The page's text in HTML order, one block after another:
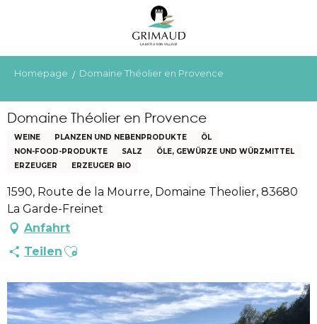
principal
Homepage Domaine Théolier en Provence
Domaine Théolier en Provence
WEINE PLANZEN UND NEBENPRODUKTE
ÖL
NON-FOOD-PRODUKTE
SALZ
ÖLE, GEWÜRZE UND WÜRZMITTEL
ERZEUGER
ERZEUGER BIO
1590, Route de la Mourre, Domaine Theolier, 83680
La Garde-Freinet
Anfahrt
Teilen Ajouter aux favoris